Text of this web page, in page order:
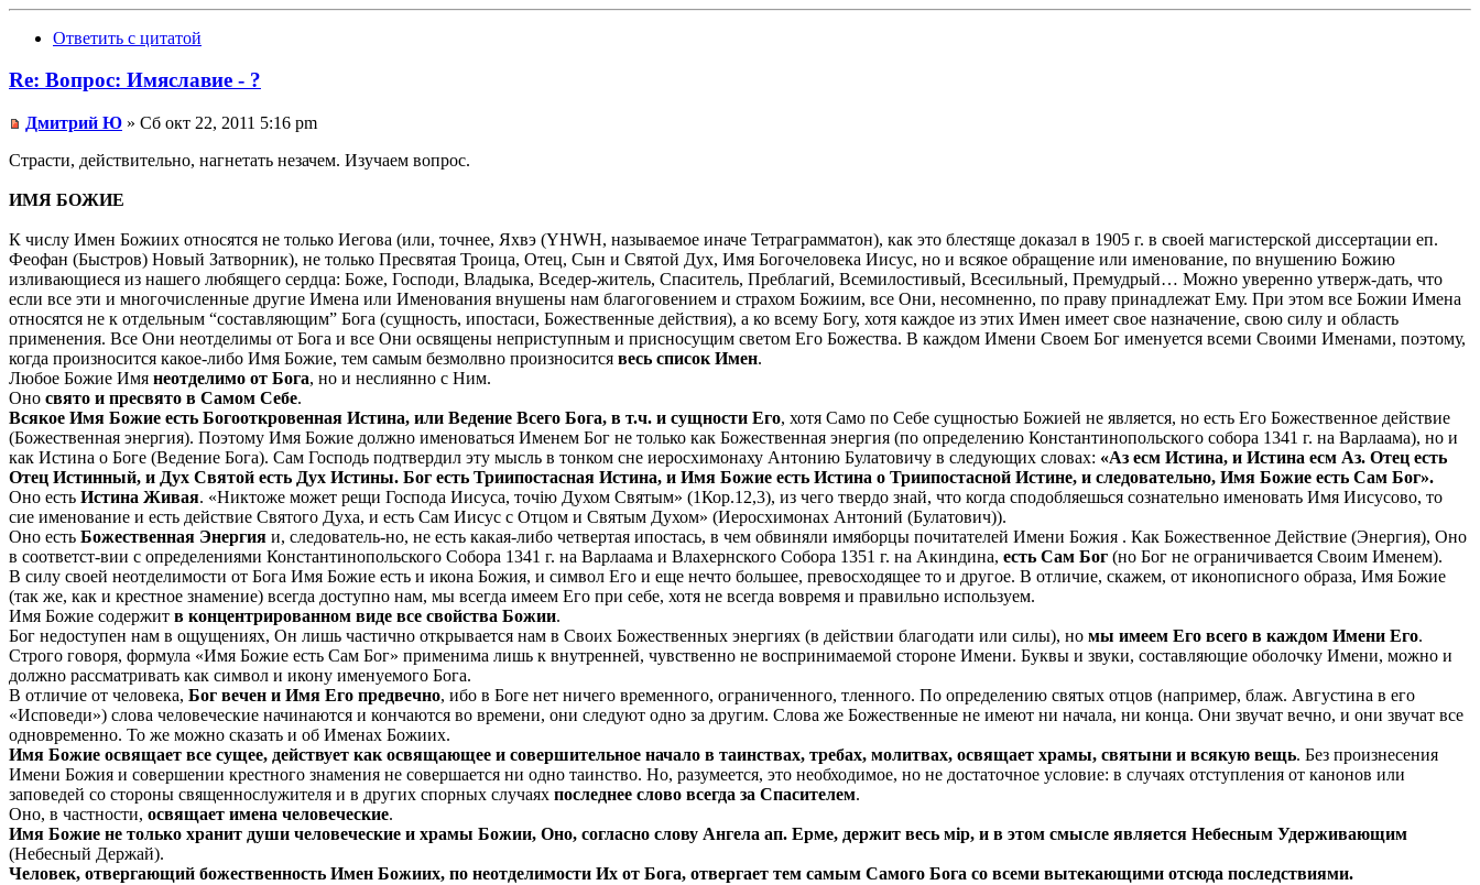
Ответить с цитатой
Re: Вопрос: Имяславие - ?
Дмитрий Ю » Сб окт 22, 2011 5:16 pm
Страсти, действительно, нагнетать незачем. Изучаем вопрос.
ИМЯ БОЖИЕ
К числу Имен Божиих относятся не только Иегова (или, точнее, Яхвэ (YHWH, называемое иначе Тетраграмматон), как это блестяще доказал в 1905 г. в своей магистерской диссертации еп.
Феофан (Быстров) Новый Затворник), не только Пресвятая Троица, Отец, Сын и Святой Дух, Имя Богочеловека Иисус, но и всякое обращение или именование, по внушению Божию
изливающиеся из нашего любящего сердца: Боже, Господи, Владыка, Вседер-житель, Спаситель, Преблагий, Всемилостивый, Всесильный, Премудрый… Можно уверенно утверж-дать, что
если все эти и многочисленные другие Имена или Именования внушены нам благоговением и страхом Божиим, все Они, несомненно, по праву принадлежат Ему. При этом все Божии Имена
относятся не к отдельным “составляющим” Бога (сущность, ипостаси, Божественные действия), а ко всему Богу, хотя каждое из этих Имен имеет свое назначение, свою силу и область
применения. Все Они неотделимы от Бога и все Они освящены неприступным и присносущим светом Его Божества. В каждом Имени Своем Бог именуется всеми Своими Именами, поэтому,
когда произносится какое-либо Имя Божие, тем самым безмолвно произносится весь список Имен.
Любое Божие Имя неотделимо от Бога, но и неслиянно с Ним.
Оно свято и пресвято в Самом Себе.
Всякое Имя Божие есть Богооткровенная Истина, или Ведение Всего Бога, в т.ч. и сущности Его, хотя Само по Себе сущностью Божией не является, но есть Его Божественное действие
(Божественная энергия). Поэтому Имя Божие должно именоваться Именем Бог не только как Божественная энергия (по определению Константинопольского собора 1341 г. на Варлаама), но и
как Истина о Боге (Ведение Бога). Сам Господь подтвердил эту мысль в тонком сне иеросхимонаху Антонию Булатовичу в следующих словах: «Аз есм Истина, и Истина есм Аз. Отец есть
Отец Истинный, и Дух Святой есть Дух Истины. Бог есть Триипостасная Истина, и Имя Божие есть Истина о Триипостасной Истине, и следовательно, Имя Божие есть Сам Бог».
Оно есть Истина Живая. «Никтоже может рещи Господа Иисуса, точiю Духом Святым» (1Кор.12,3), из чего твердо знай, что когда сподобляешься сознательно именовать Имя Иисусово, то
сие именование и есть действие Святого Духа, и есть Сам Иисус с Отцом и Святым Духом» (Иеросхимонах Антоний (Булатович)).
Оно есть Божественная Энергия и, следователь-но, не есть какая-либо четвертая ипостась, в чем обвиняли имяборцы почитателей Имени Божия . Как Божественное Действие (Энергия), Оно
в соответст-вии с определениями Константинопольского Собора 1341 г. на Варлаама и Влахернского Собора 1351 г. на Акиндина, есть Сам Бог (но Бог не ограничивается Своим Именем).
В силу своей неотделимости от Бога Имя Божие есть и икона Божия, и символ Его и еще нечто большее, превосходящее то и другое. В отличие, скажем, от иконописного образа, Имя Божие
(так же, как и крестное знамение) всегда доступно нам, мы всегда имеем Его при себе, хотя не всегда вовремя и правильно используем.
Имя Божие содержит в концентрированном виде все свойства Божии.
Бог недоступен нам в ощущениях, Он лишь частично открывается нам в Своих Божественных энергиях (в действии благодати или силы), но мы имеем Его всего в каждом Имени Его.
Строго говоря, формула «Имя Божие есть Сам Бог» применима лишь к внутренней, чувственно не воспринимаемой стороне Имени. Буквы и звуки, составляющие оболочку Имени, можно и
должно рассматривать как символ и икону именуемого Бога.
В отличие от человека, Бог вечен и Имя Его предвечно, ибо в Боге нет ничего временного, ограниченного, тленного. По определению святых отцов (например, блаж. Августина в его
«Исповеди») слова человеческие начинаются и кончаются во времени, они следуют одно за другим. Слова же Божественные не имеют ни начала, ни конца. Они звучат вечно, и они звучат все
одновременно. То же можно сказать и об Именах Божиих.
Имя Божие освящает все сущее, действует как освящающее и совершительное начало в таинствах, требах, молитвах, освящает храмы, святыни и всякую вещь. Без произнесения
Имени Божия и совершении крестного знамения не совершается ни одно таинство. Но, разумеется, это необходимое, но не достаточное условие: в случаях отступления от канонов или
заповедей со стороны священнослужителя и в других спорных случаях последнее слово всегда за Спасителем.
Оно, в частности, освящает имена человеческие.
Имя Божие не только хранит души человеческие и храмы Божии, Оно, согласно слову Ангела ап. Ерме, держит весь мiр, и в этом смысле является Небесным Удерживающим
(Небесный Держай).
Человек, отвергающий божественность Имен Божиих, по неотделимости Их от Бога, отвергает тем самым Самого Бога со всеми вытекающими отсюда последствиями.